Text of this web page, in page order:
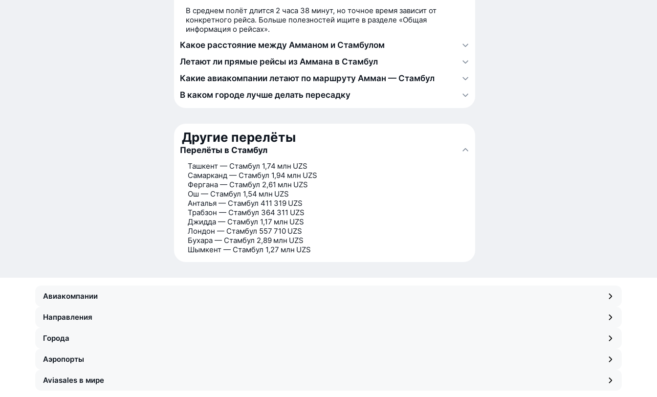
В среднем полёт длится 2 часа 38 минут, но точное время зависит от
конкретного рейса. Больше полезностей ищите в разделе «Общая
информация о рейсах».
Какое расстояние между Амманом и Стамбулом
Летают ли прямые рейсы из Аммана в Стамбул
Какие авиакомпании летают по маршруту Амман — Стамбул
В каком городе лучше делать пересадку
Другие перелёты
Перелёты в Стамбул
Ташкент — Стамбул 1,74 млн UZS
Самарканд — Стамбул 1,94 млн UZS
Фергана — Стамбул 2,61 млн UZS
Ош — Стамбул 1,54 млн UZS
Анталья — Стамбул 411 319 UZS
Трабзон — Стамбул 364 311 UZS
Джидда — Стамбул 1,17 млн UZS
Лондон — Стамбул 557 710 UZS
Бухара — Стамбул 2,89 млн UZS
Шымкент — Стамбул 1,27 млн UZS
Авиакомпании
Направления
Города
Аэропорты
Aviasales в мире